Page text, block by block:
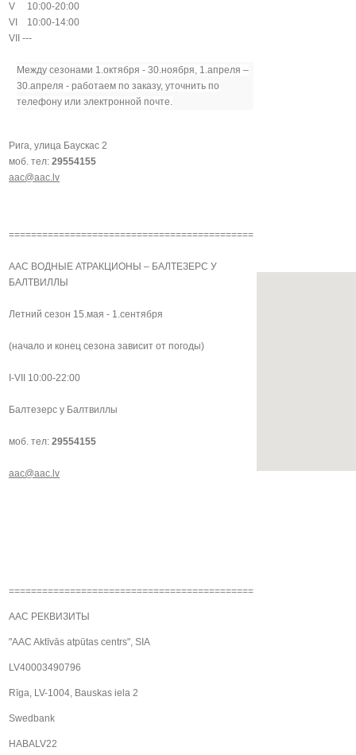
V 10:00-20:00
VI 10:00-14:00
VII ---
Между сезонами 1.октября - 30.ноября, 1.апреля –
30.апреля - работаем по заказу, уточнить по
телефону или электронной почте.
Рига, улица Баускас 2
моб. тел: 29554155
aac@aac.lv
============================================
AAC ВОДНЫЕ АТРАКЦИОНЫ – БАЛТЕЗЕРС У
БАЛТВИЛЛЫ
Летний сезон 15.мая - 1.сентября
(начало и конец сезона зависит от погоды)
I-VII 10:00-22:00
Балтезерс у Балтвиллы
моб. тел: 29554155
aac@aac.lv
============================================
AAC РЕКВИЗИТЫ
"AAC Aktīvās atpūtas centrs", SIA
LV40003490796
Rīga, LV-1004, Bauskas iela 2
Swedbank
HABALV22